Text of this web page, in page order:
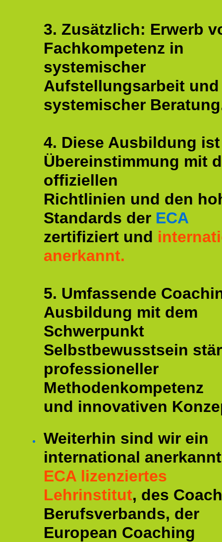
3. Zusätzlich: Erwerb
Fachkompetenz in
systemischer
Aufstellungsarbeit und
systemischer
4. Diese Ausbildung
Übereinstimmung mit
offiziellen
Richtlinien und den
Standards der ECA
zertifiziert und
anerkannt.
5. Umfassende
Ausbildung mit dem
Schwerpunkt
Selbstbewusstsein
professioneller
Methodenkompetenz
und innovativen
Weiterhin sind wir ein
international
ECA lizenziertes
Lehrinstitut, des
Berufsverbands, der
European Coaching